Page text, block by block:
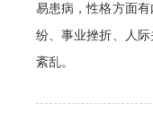
易患病，性格方面
纷、事业挫折、人
紊乱。